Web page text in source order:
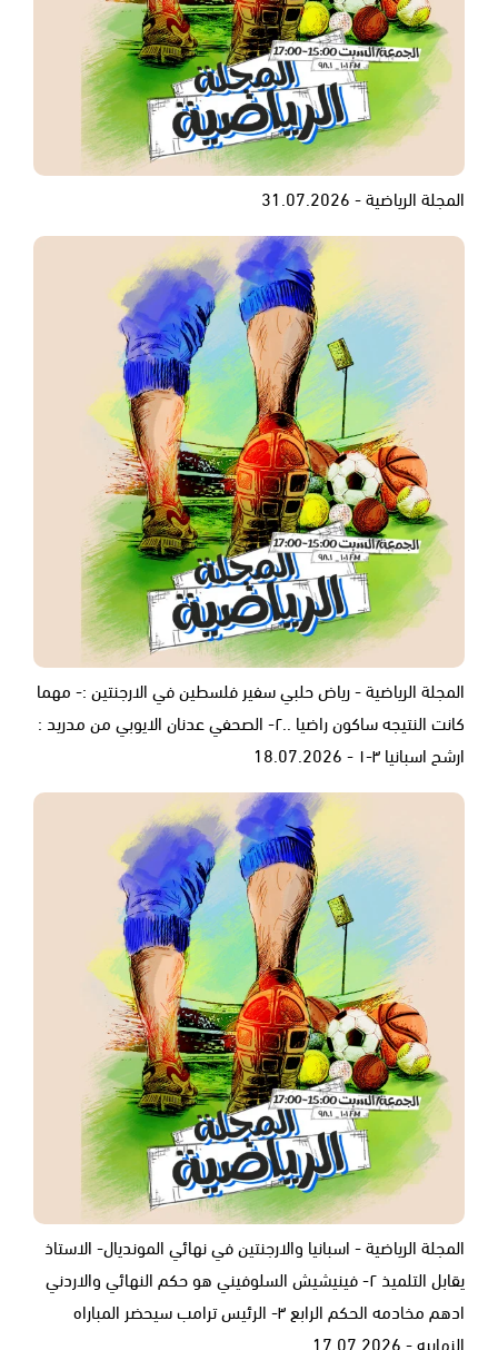
المجلة الرياضية - 31.07.2026
المجلة الرياضية - رياض حلبي سفير فلسطين في الارجنتين :- مهما
كانت النتيجه ساكون راضيا ..٢- الصحفي عدنان الايوبي من مدريد :
ارشح اسبانيا ٣-١ - 18.07.2026
المجلة الرياضية - اسبانيا والارجنتين في نهائي المونديال- الاستاذ
يقابل التلميذ ٢- فينيشيش السلوفيني هو حكم النهائي والاردني
ادهم مخادمه الحكم الرابع ٣- الرئيس ترامب سيحضر المباراه
النهاييه - 17.07.2026